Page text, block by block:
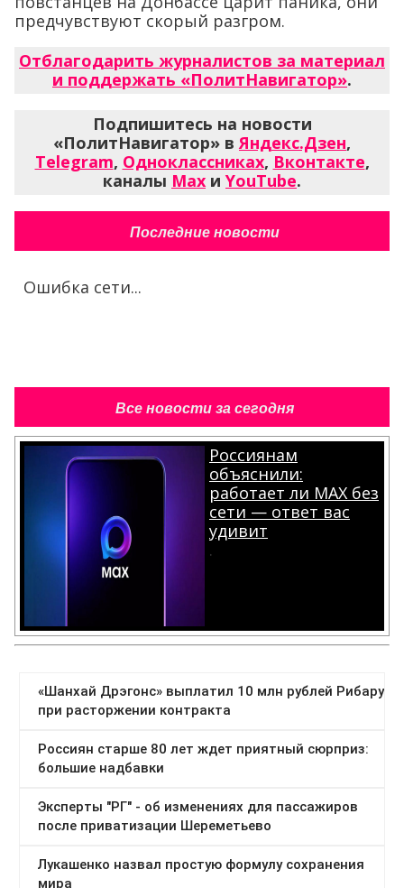
предчувствуют скорый разгром.
Отблагодарить журналистов за материал
и поддержать «ПолитНавигатор».
Подпишитесь на новости
«ПолитНавигатор» вЯндекс.Дзен,
Telegram, Одноклассниках, Вконтакте,
каналы Max и YouTube.
Последние новости
Ошибка сети...
Все новости за сегодня
Россиянам
объяснили:
работает ли MAX без
сети — ответ вас
удивит
.